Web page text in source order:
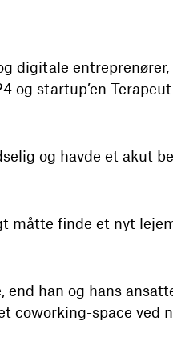
digitale
og startup’en
og havde et akut
måtte finde et nyt
han og hans
coworking-space ved